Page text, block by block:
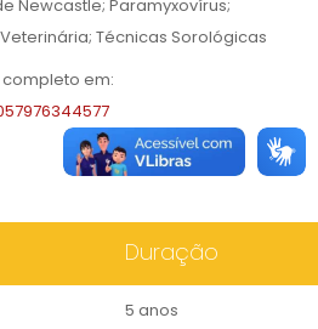
Newcastle; Paramyxovírus;
Técnicas Sorológicas
em:
Duração
5 anos